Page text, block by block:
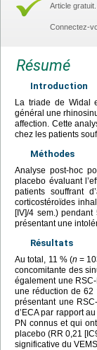
Article gratuit.
Connectez-
Résumé
Introduction
La triade de Widal
général une
affection. Cette
chez les patients
Méthodes
Analyse post-hoc
placebo évaluant
patients souffrant
corticostéroïdes
[IV]/4 sem.)
présentant une
Résultats
Au total, 11 % (n =
concomitante des
également une
une réduction de 62
présentant une
d’ECA par rapport
PN connus et qui
placebo (RR 0,21
significative du VEMS.